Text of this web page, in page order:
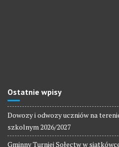
Ostatnie wpisy
Dowozy i odwozy uczniów na
szkolnym 2026/2027
Gminny Turniej Sołectw w